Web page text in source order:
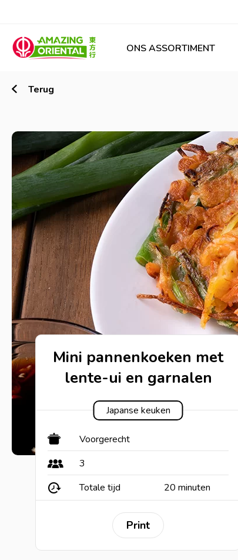
ONS ASSORTIMENT
Terug
Mini pannenkoeken met
lente-ui en garnalen
Japanse keuken
Voorgerecht
3
Totale tijd
20 minuten
Print